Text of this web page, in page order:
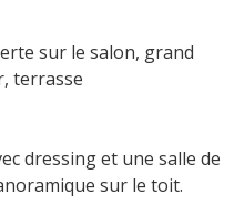
sur le salon, grand
terrasse
dressing et une salle de
sur le toit.